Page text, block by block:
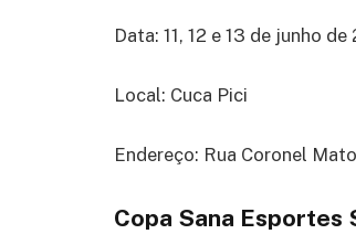
Data: 11, 12 e 13 de junho de
Local: Cuca Pici
Endereço: Rua Coronel
Copa Sana Esportes